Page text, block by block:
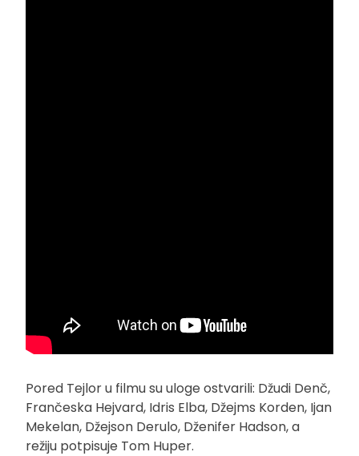
Pored Tejlor u filmu su uloge ostvarili: Džudi Denč,
Frančeska Hejvard, Idris Elba, Džejms Korden, Ijan
Mekelan, Džejson Derulo, Dženifer Hadson, a
režiju potpisuje Tom Huper.